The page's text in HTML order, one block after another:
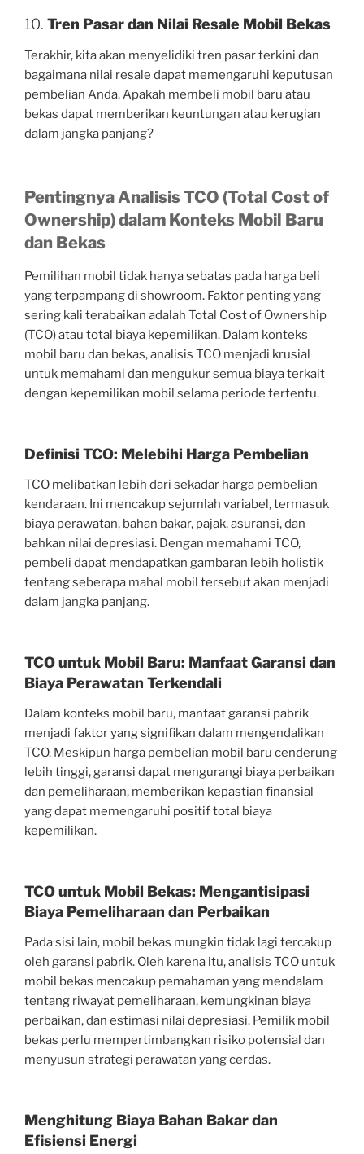
10. Tren Pasar dan Nilai Resale Mobil Bekas
Terakhir, kita akan menyelidiki tren pasar terkini dan
bagaimana nilai resale dapat memengaruhi keputusan
pembelian Anda. Apakah membeli mobil baru atau
bekas dapat memberikan keuntungan atau kerugian
dalam jangka panjang?
Pentingnya Analisis TCO (Total Cost of
Ownership) dalam Konteks Mobil Baru
dan Bekas
Pemilihan mobil tidak hanya sebatas pada harga beli
yang terpampang di showroom. Faktor penting yang
sering kali terabaikan adalah Total Cost of Ownership
(TCO) atau total biaya kepemilikan. Dalam konteks
mobil baru dan bekas, analisis TCO menjadi krusial
untuk memahami dan mengukur semua biaya terkait
dengan kepemilikan mobil selama periode tertentu.
Definisi TCO: Melebihi Harga Pembelian
TCO melibatkan lebih dari sekadar harga pembelian
kendaraan. Ini mencakup sejumlah variabel, termasuk
biaya perawatan, bahan bakar, pajak, asuransi, dan
bahkan nilai depresiasi. Dengan memahami TCO,
pembeli dapat mendapatkan gambaran lebih holistik
tentang seberapa mahal mobil tersebut akan menjadi
dalam jangka panjang.
TCO untuk Mobil Baru: Manfaat Garansi dan
Biaya Perawatan Terkendali
Dalam konteks mobil baru, manfaat garansi pabrik
menjadi faktor yang signifikan dalam mengendalikan
TCO. Meskipun harga pembelian mobil baru cenderung
lebih tinggi, garansi dapat mengurangi biaya perbaikan
dan pemeliharaan, memberikan kepastian finansial
yang dapat memengaruhi positif total biaya
kepemilikan.
TCO untuk Mobil Bekas: Mengantisipasi
Biaya Pemeliharaan dan Perbaikan
Pada sisi lain, mobil bekas mungkin tidak lagi tercakup
oleh garansi pabrik. Oleh karena itu, analisis TCO untuk
mobil bekas mencakup pemahaman yang mendalam
tentang riwayat pemeliharaan, kemungkinan biaya
perbaikan, dan estimasi nilai depresiasi. Pemilik mobil
bekas perlu mempertimbangkan risiko potensial dan
menyusun strategi perawatan yang cerdas.
Menghitung Biaya Bahan Bakar dan
Efisiensi Energi